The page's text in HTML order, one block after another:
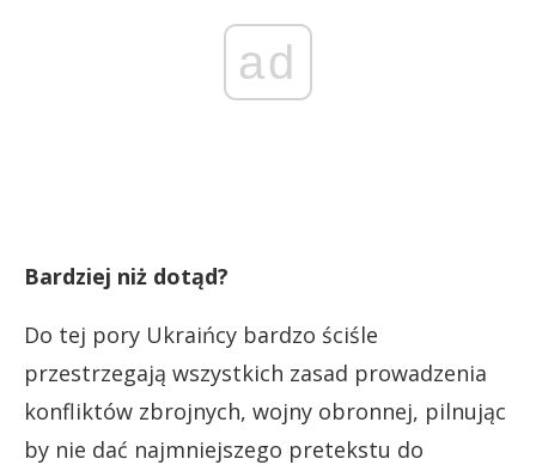
ad
Bardziej niż dotąd?
Do tej pory Ukraińcy bardzo ściśle
przestrzegają wszystkich zasad prowadzenia
konfliktów zbrojnych, wojny obronnej, pilnując
by nie dać najmniejszego pretekstu do